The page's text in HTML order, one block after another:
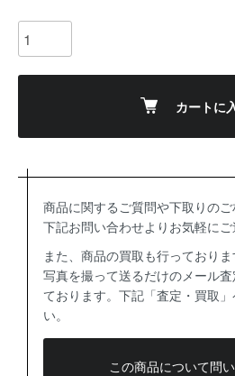
カートに
商品に関するご質問や下取りの
下記お問い合わせよりお気軽にご
また、商品の買取も行っており
写真を撮って送るだけのメール
ております。下記「査定・買取
い。
この商品について問